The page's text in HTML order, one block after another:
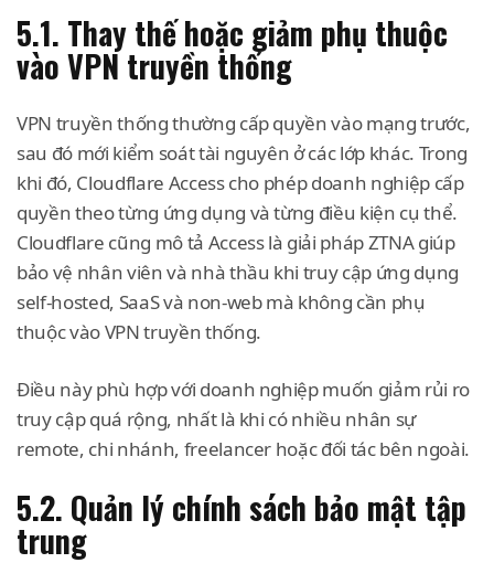
5.1. Thay thế hoặc giảm phụ thuộc
vào VPN truyền thống
VPN truyền thống thường cấp quyền vào mạng trước,
sau đó mới kiểm soát tài nguyên ở các lớp khác. Trong
khi đó, Cloudflare Access cho phép doanh nghiệp cấp
quyền theo từng ứng dụng và từng điều kiện cụ thể.
Cloudflare cũng mô tả Access là giải pháp ZTNA giúp
bảo vệ nhân viên và nhà thầu khi truy cập ứng dụng
self-hosted, SaaS và non-web mà không cần phụ
thuộc vào VPN truyền thống.
Điều này phù hợp với doanh nghiệp muốn giảm rủi ro
truy cập quá rộng, nhất là khi có nhiều nhân sự
remote, chi nhánh, freelancer hoặc đối tác bên ngoài.
5.2. Quản lý chính sách bảo mật tập
trung